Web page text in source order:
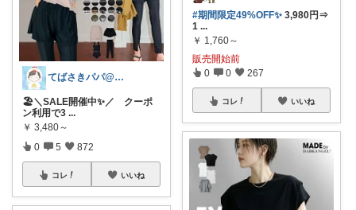
てばさきパパ@スマホアクセ
🏖️＼SALE開催中✨／ クーポ
ン利用で3 ...
￥ 3,480～
0 5 872
コレ いいね
#期間限定49%OFF✨ 3,980円⇒
1 ...
￥ 1,760～
販売開始前
0 0 267
コレ いいね